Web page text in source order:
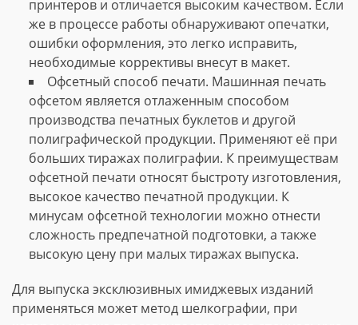
принтеров и отличается высоким качеством. Если
же в процессе работы обнаруживают опечатки,
ошибки оформления, это легко исправить,
необходимые коррективы внесут в макет.
Офсетный способ печати. Машинная печать
офсетом является отлаженным способом
производства печатных буклетов и другой
полиграфической продукции. Применяют её при
больших тиражах полиграфии. К преимуществам
офсетной печати относят быстроту изготовления,
высокое качество печатной продукции. К
минусам офсетной технологии можно отнести
сложность предпечатной подготовки, а также
высокую цену при малых тиражах выпуска.
Для выпуска эксклюзивных имиджевых изданий
применяться может метод шелкографии, при